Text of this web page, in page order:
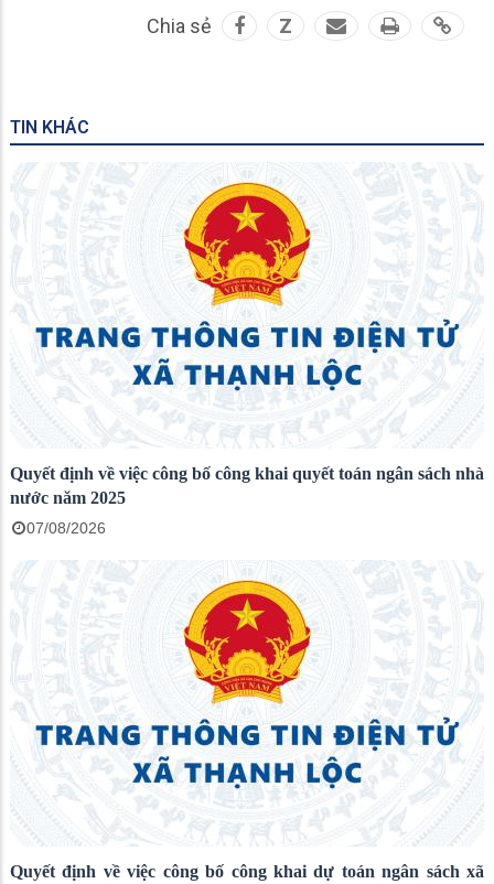
Chia sẻ Z
TIN KHÁC
Quyết định về việc công bố công khai quyết toán ngân sách nhà
nước năm 2025
07/08/2026
Quyết định về việc công bố công khai dự toán ngân sách xã